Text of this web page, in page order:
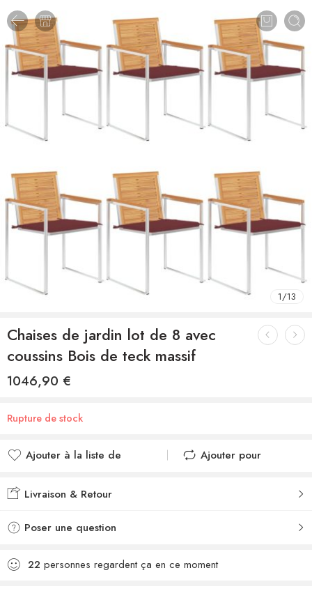
1/13
Chaises de jardin lot de 8 avec
coussins Bois de teck massif
1046,90 €
Rupture de stock
Ajouter à la liste de
Ajouté à la liste de
Ajouter pour
Livraison & Retour
Poser une question
22 personnes regardent ça en ce moment